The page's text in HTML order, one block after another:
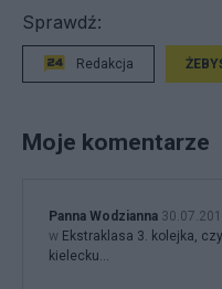
Sprawdź:
Redakcja
Moje komentarze
Panna Wodzianna
w Ekstraklasa 3. kolejka,
kielecku...